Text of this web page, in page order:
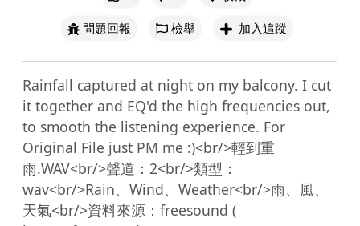
問題回報
檢舉 加入追蹤
Rainfall captured at night on my balcony. I cut
it together and EQ'd the high frequencies out,
to smooth the listening experience. For
Original File just PM me :)<br/>輕到重
雨.WAV<br/>聲道：2<br/>類型：
wav<br/>Rain、Wind、Weather<br/>雨、風、
天氣<br/>資料來源：freesound (